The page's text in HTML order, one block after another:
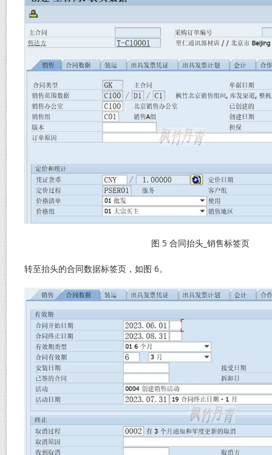
图 5 合同抬头_销售标签页
转至抬头的合同数据标签页，如图 6。